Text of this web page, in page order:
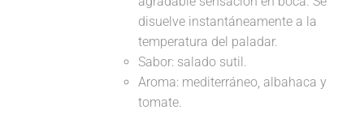
disuelve instantáneamente a la
temperatura del paladar.
Sabor: salado sutil.
Aroma: mediterráneo, albahaca y
tomate.